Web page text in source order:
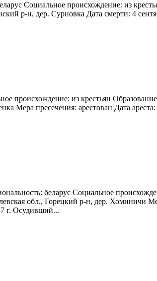
Социальное происхождение: из
р-н, дер. Сурновка Дата смерти: 4
происхождение: из крестьян
Мера пресечения: арестован Дата ареста:
беларус Социальное
обл., Горецкий р-н, дер. Хоминичи
г. Осудивший...